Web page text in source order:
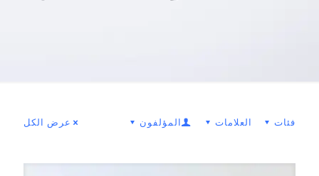
فئات العلامات المؤلفون عرض الكل